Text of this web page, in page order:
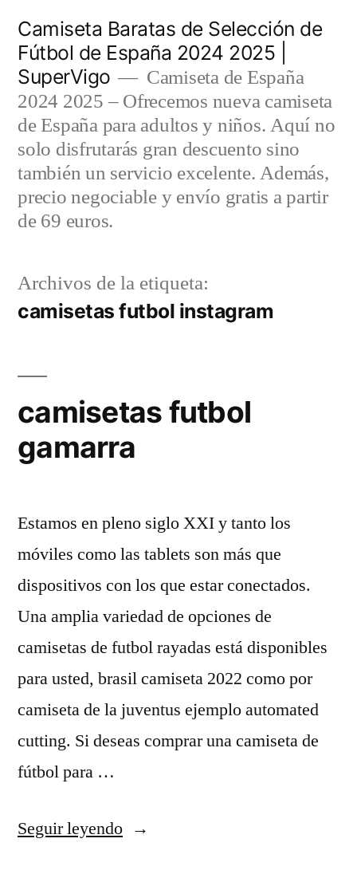
contenido
Camiseta Baratas de Selección de
Fútbol de España 2024 2025 |
SuperVigo
Camiseta de España
2024 2025 – Ofrecemos nueva camiseta
de España para adultos y niños. Aquí no
solo disfrutarás gran descuento sino
también un servicio excelente. Además,
precio negociable y envío gratis a partir
de 69 euros.
Archivos de la etiqueta:
camisetas futbol instagram
camisetas futbol
gamarra
Estamos en pleno siglo XXI y tanto los
móviles como las tablets son más que
dispositivos con los que estar conectados.
Una amplia variedad de opciones de
camisetas de futbol rayadas está disponibles
para usted, brasil camiseta 2022 como por
camiseta de la juventus ejemplo automated
cutting. Si deseas comprar una camiseta de
fútbol para …
Seguir leyendo«camisetas